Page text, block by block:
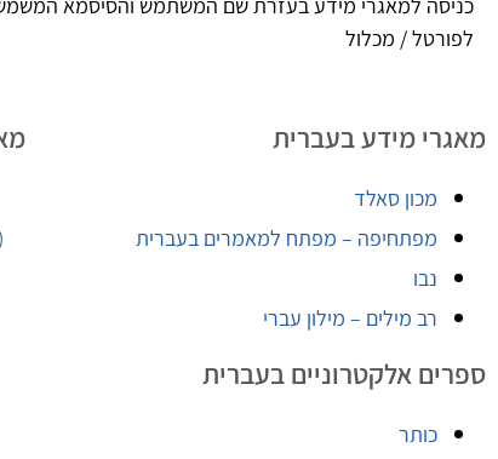
כניסה למאגרי מידע בעזרת שם המשתמש והסיסמא
לפורטל / מכלול
מאגרי מידע בעברית
מכון סאלד
מפתחיפה – מפתח למאמרים בעברית
נבו
רב מילים – מילון עברי
ספרים אלקטרוניים בעברית
כותר